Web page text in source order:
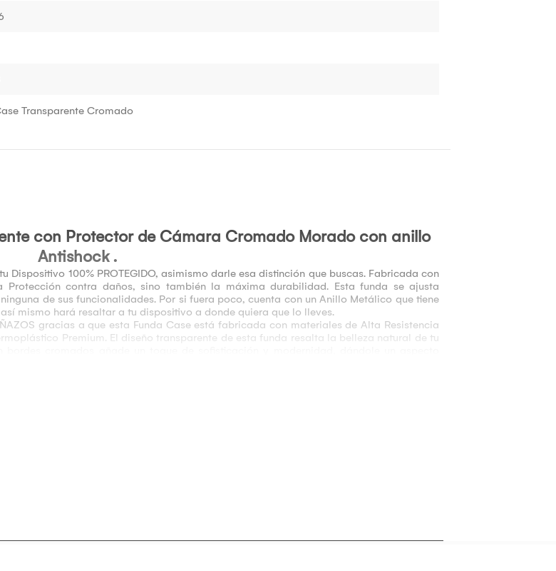
Transparente Cromado
con Protector de Cámara Cromado Morado con anillo
Antishock .
Dispositivo 100% PROTEGIDO, asimismo darle esa distinción que buscas. Fabricada con
contra daños, sino también la máxima durabilidad. Esta funda se ajusta
de sus funcionalidades. Por si fuera poco, cuenta con un Anillo Metálico que tiene
mismo hará resaltar a tu dispositivo a donde quiera que lo lleves.
gracias a que esta Funda Case está fabricada con materiales de Alta Resistencia
Premium. El diseño transparente de esta funda resalta la belleza natural de tu
y Cargador).